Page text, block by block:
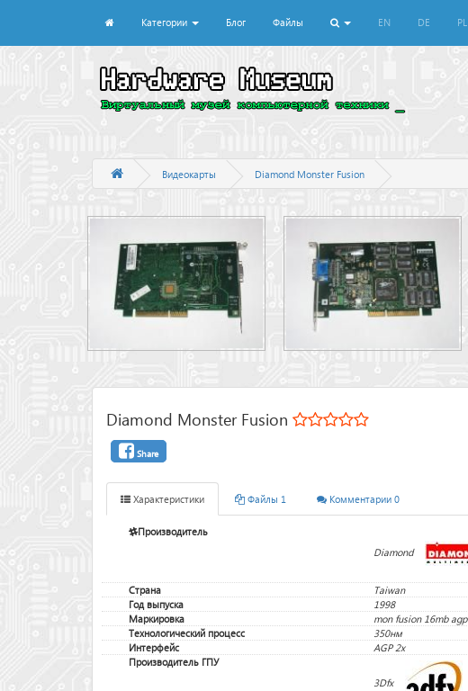
Категории Блог Файлы EN DE PL
Видеокарты Diamond Monster Fusion
Diamond Monster Fusion
Share
Характеристики Файлы 1 Комментарии 0
Производитель
Diamond
Страна
Taiwan
Год выпуска
1998
Маркировка
mon fusion 16mb agp
Технологический процесс
350нм
Интерфейс
AGP 2x
Производитель ГПУ
3Dfx